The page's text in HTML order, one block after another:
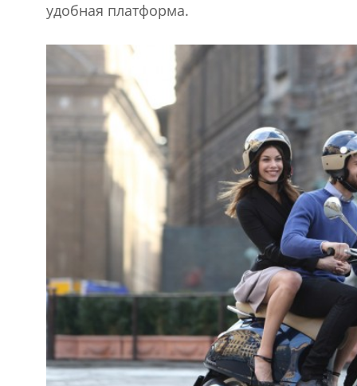
удобная платформа.